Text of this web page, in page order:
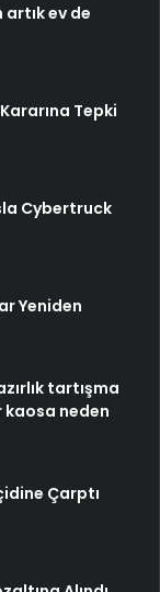
ev de
Tepki
Cybertruck
Yeniden
tartışma
kaosa neden
Çarptı